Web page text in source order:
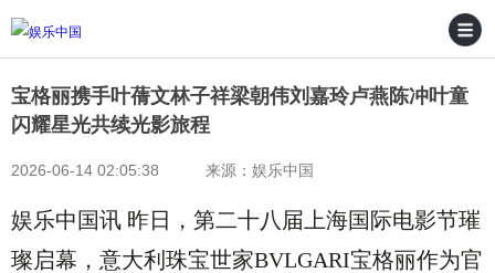
宝格丽携手叶蒨文林子祥梁朝伟刘嘉玲卢燕陈冲叶童
闪耀星光共续光影旅程
2026-06-14 02:05:38 来源：娱乐中国
娱乐中国讯 昨日，第二十八届上海国际电影节璀
璨启幕，意大利珠宝世家BVLGARI宝格丽作为官